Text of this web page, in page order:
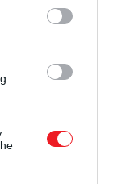
képesek